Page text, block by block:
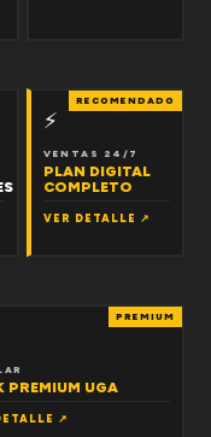
RECOMENDADO
⚡
VENTAS 24/7
PLAN DIGITAL
COMPLETO
VER DETALLE ↗
PREMIUM
PREMIUM UGA
↗